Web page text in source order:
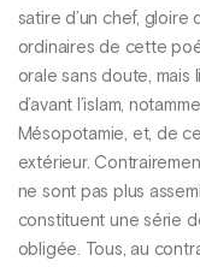
satire d’un chef, gloire
ordinaires de cette
orale sans doute, mais
d’avant l’islam,
Mésopotamie, et, de
extérieur.
ne sont pas plus
constituent une série
obligée. Tous, au